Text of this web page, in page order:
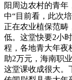
阳周边农村的青年
中“目前看，此次
正在农业植保范畴
低。这堂快要2小
程，各地青大年夜
助2万元，海南职
这堂课收成很大。